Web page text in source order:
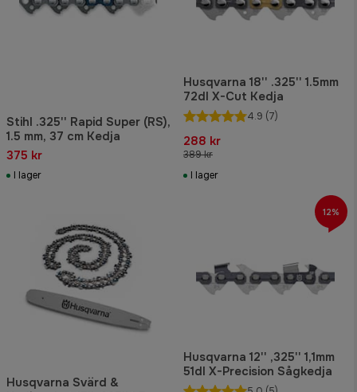
Stihl .325'' Rapid Super (RS),
1.5 mm, 37 cm Kedja
375 kr
I lager
Husqvarna 18'' .325'' 1.5mm
72dl X-Cut Kedja
4.9 (7)
288 kr
389 kr
I lager
Husqvarna Svärd &
Husqvarna 12'' ,325'' 1,1mm
51dl X-Precision Sågkedja
12%